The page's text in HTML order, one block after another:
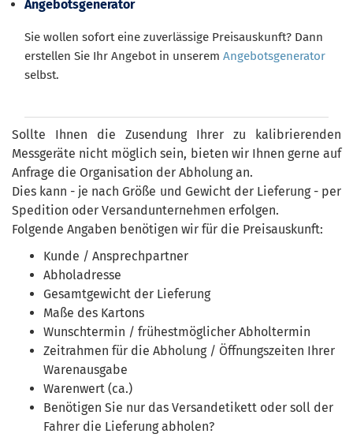
Angebotsgenerator
Sie wollen sofort eine zuverlässige Preisauskunft? Dann
erstellen Sie Ihr Angebot in unserem Angebotsgenerator
selbst.
Sollte Ihnen die Zusendung Ihrer zu kalibrierenden
Messgeräte nicht möglich sein, bieten wir Ihnen gerne auf
Anfrage die Organisation der Abholung an.
Dies kann - je nach Größe und Gewicht der Lieferung - per
Spedition oder Versandunternehmen erfolgen.
Folgende Angaben benötigen wir für die Preisauskunft:
Kunde / Ansprechpartner
Abholadresse
Gesamtgewicht der Lieferung
Maße des Kartons
Wunschtermin / frühestmöglicher Abholtermin
Zeitrahmen für die Abholung / Öffnungszeiten Ihrer
Warenausgabe
Warenwert (ca.)
Benötigen Sie nur das Versandetikett oder soll der
Fahrer die Lieferung abholen?